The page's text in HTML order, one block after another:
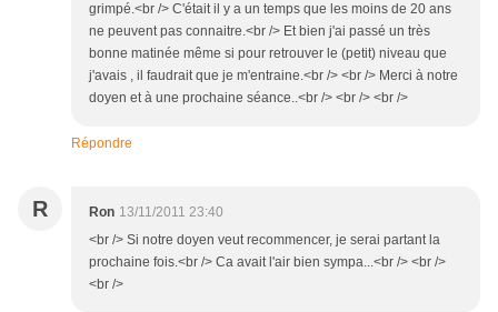
grimpé.<br /> C'était il y a un temps que les moins de 20 ans
ne peuvent pas connaitre.<br /> Et bien j'ai passé un très
bonne matinée même si pour retrouver le (petit) niveau que
j'avais , il faudrait que je m'entraine.<br /> <br /> Merci à notre
doyen et à une prochaine séance..<br /> <br /> <br />
Répondre
R Ron 13/11/2011 23:40
<br /> Si notre doyen veut recommencer, je serai partant la
prochaine fois.<br /> Ca avait l'air bien sympa...<br /> <br />
<br />